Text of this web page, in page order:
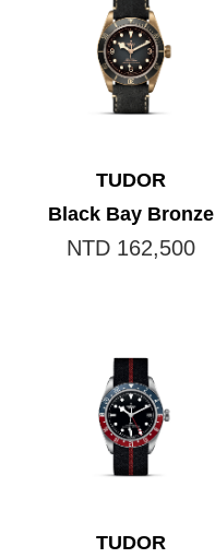
TUDOR
Black Bay Bronze
NTD 162,500
TUDOR